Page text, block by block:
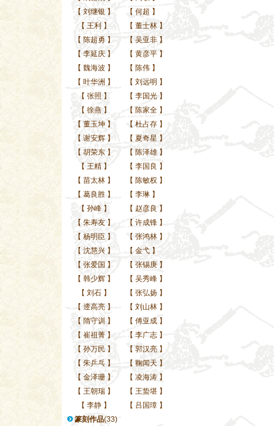
【 刘继银 】 【 何超 】
【 王利 】 【 董士林 】
【 陈超勇 】 【 吴亚非 】
【 李延庆】 【 黄彦平 】
【 魏海波 】 【 陈伟 】
【 叶华洲 】 【 刘远明 】
【 张照 】 【 李国光 】
【 徐燕】 【 陈家全 】
【 董玉坤】 【 杜占存 】
【 谢安辉】 【 夏奇星 】
【 胡荣东】 【 陈泽雄 】
【 王精】 【 李国良 】
【 苗太林】 【 陈敏权 】
【 葛良胜】 【 李琳 】
【 孙峰】 【 赵彦良 】
【 朱寿友】 【 许成锋 】
【 杨明臣 】 【 张鸿林 】
【 沈慧兴】 【 金弋 】
【 张爱国 】 【 张锡庚 】
【 韩少辉】 【 吴秀峰 】
【 刘石】 【 张弘扬 】
【 遆高亮】 【 刘山林 】
【 隋守训 】 【 傅亚成 】
【 崔祖菁】 【 李广志 】
【 孙万民 】 【 郭汉亮 】
【 朱乒乓】 【 鞠闻天 】
【 金泽珊】 【 凌海涛 】
【 王朝瑞】 【 王蛰堪 】
【 李静】 【 吕国璋 】
篆刻作品(33)